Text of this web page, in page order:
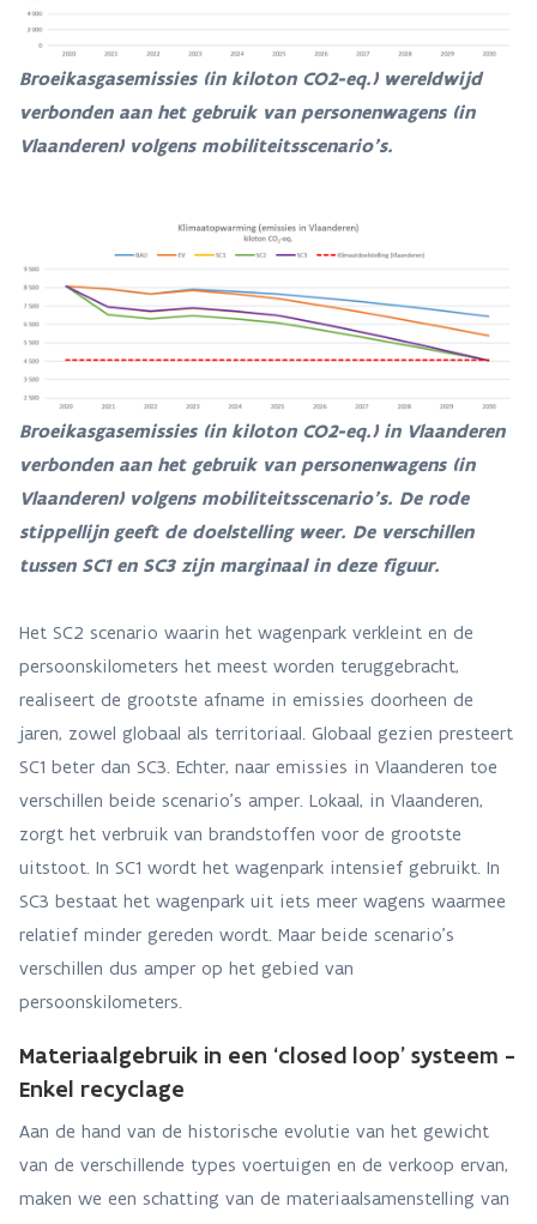
Broeikasgasemissies (in kiloton CO2-eq.) wereldwijd
verbonden aan het gebruik van personenwagens (in
Vlaanderen) volgens mobiliteitsscenario’s.
Broeikasgasemissies (in kiloton CO2-eq.) in Vlaanderen
verbonden aan het gebruik van personenwagens (in
Vlaanderen) volgens mobiliteitsscenario’s. De rode
stippellijn geeft de doelstelling weer. De verschillen
tussen SC1 en SC3 zijn marginaal in deze figuur.
Het SC2 scenario waarin het wagenpark verkleint en de
persoonskilometers het meest worden teruggebracht,
realiseert de grootste afname in emissies doorheen de
jaren, zowel globaal als territoriaal. Globaal gezien presteert
SC1 beter dan SC3. Echter, naar emissies in Vlaanderen toe
verschillen beide scenario’s amper. Lokaal, in Vlaanderen,
zorgt het verbruik van brandstoffen voor de grootste
uitstoot. In SC1 wordt het wagenpark intensief gebruikt. In
SC3 bestaat het wagenpark uit iets meer wagens waarmee
relatief minder gereden wordt. Maar beide scenario’s
verschillen dus amper op het gebied van
persoonskilometers.
Materiaalgebruik in een ‘closed loop’ systeem -
Enkel recyclage
Aan de hand van de historische evolutie van het gewicht
van de verschillende types voertuigen en de verkoop ervan,
maken we een schatting van de materiaalsamenstelling van